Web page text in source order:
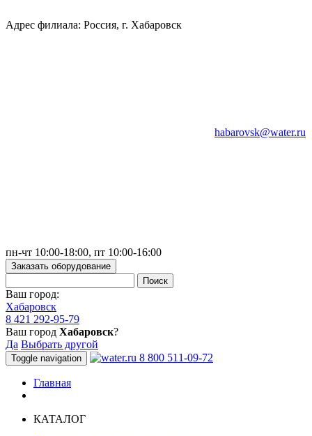
Адрес филиала: Россия, г. Хабаровск
habarovsk@water.ru
пн-чт 10:00-18:00, пт 10:00-16:00
Заказать оборудование
Ваш город:
Хабаровск
8 421 292-95-79
Ваш город Хабаровск?
Да Выбрать другой
Toggle navigation 8 800 511-09-72
Главная
КАТАЛОГ